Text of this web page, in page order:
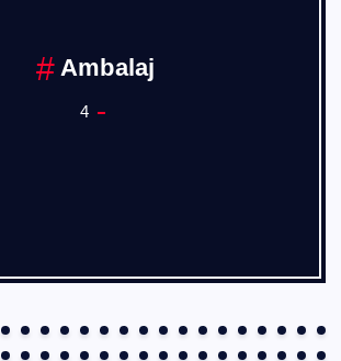
Ankara Sanayi Odası
1